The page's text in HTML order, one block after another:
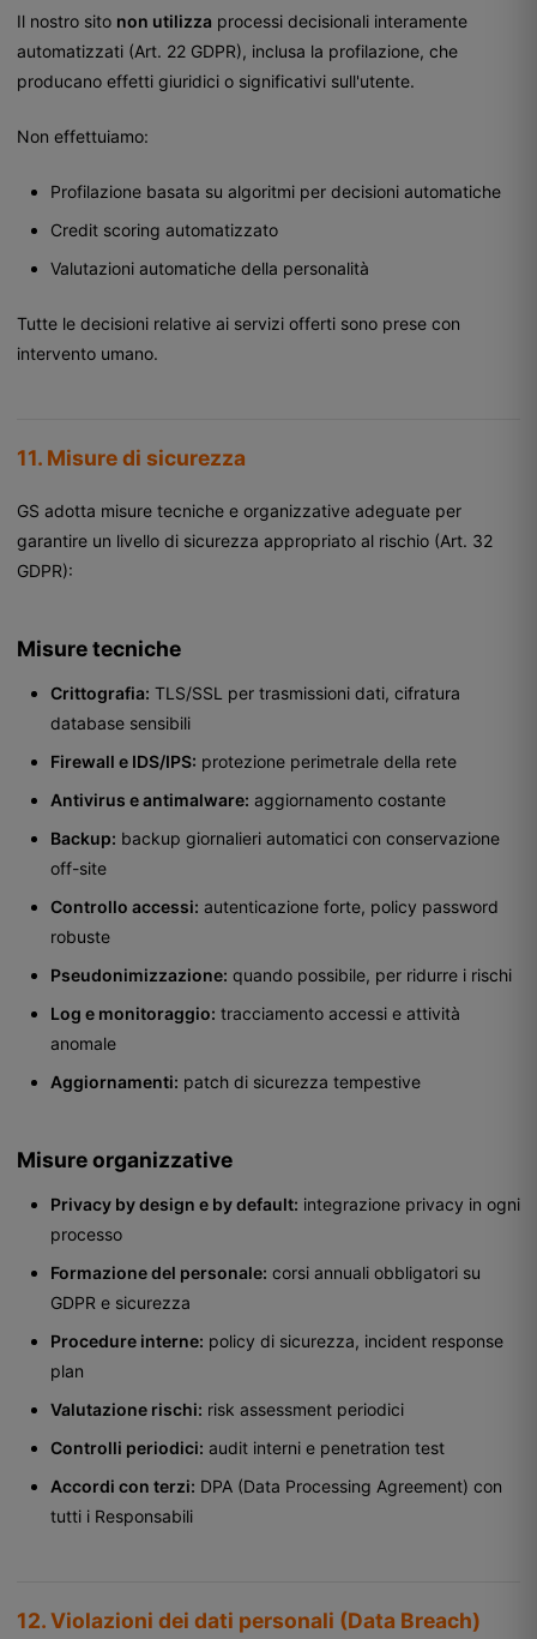
Il nostro sito non utilizza processi decisionali interamente
automatizzati (Art. 22 GDPR), inclusa la profilazione, che
producano effetti giuridici o significativi sull'utente.
Non effettuiamo:
Profilazione basata su algoritmi per decisioni automatiche
Credit scoring automatizzato
Valutazioni automatiche della personalità
Tutte le decisioni relative ai servizi offerti sono prese con
intervento umano.
11. Misure di sicurezza
GS adotta misure tecniche e organizzative adeguate per
garantire un livello di sicurezza appropriato al rischio (Art. 32
GDPR):
Misure tecniche
Crittografia: TLS/SSL per trasmissioni dati, cifratura
database sensibili
Firewall e IDS/IPS: protezione perimetrale della rete
Antivirus e antimalware: aggiornamento costante
Backup: backup giornalieri automatici con conservazione
off-site
Controllo accessi: autenticazione forte, policy password
robuste
Pseudonimizzazione: quando possibile, per ridurre i rischi
Log e monitoraggio: tracciamento accessi e attività
anomale
Aggiornamenti: patch di sicurezza tempestive
Misure organizzative
Privacy by design e by default: integrazione privacy in ogni
processo
Formazione del personale: corsi annuali obbligatori su
GDPR e sicurezza
Procedure interne: policy di sicurezza, incident response
plan
Valutazione rischi: risk assessment periodici
Controlli periodici: audit interni e penetration test
Accordi con terzi: DPA (Data Processing Agreement) con
tutti i Responsabili
12. Violazioni dei dati personali (Data Breach)